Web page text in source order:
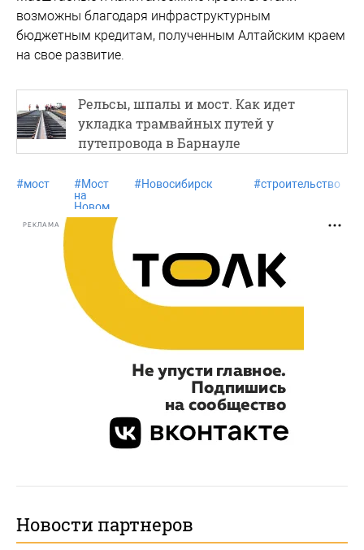
возможны благодаря инфраструктурным
бюджетным кредитам, полученным Алтайским краем
на свое развитие.
Рельсы, шпалы и мост. Как идет
укладка трамвайных путей у
путепровода в Барнауле
#мост #Мост
на
Новом
рынке
#Новосибирск #строительство
РЕКЛАМА
Новости партнеров